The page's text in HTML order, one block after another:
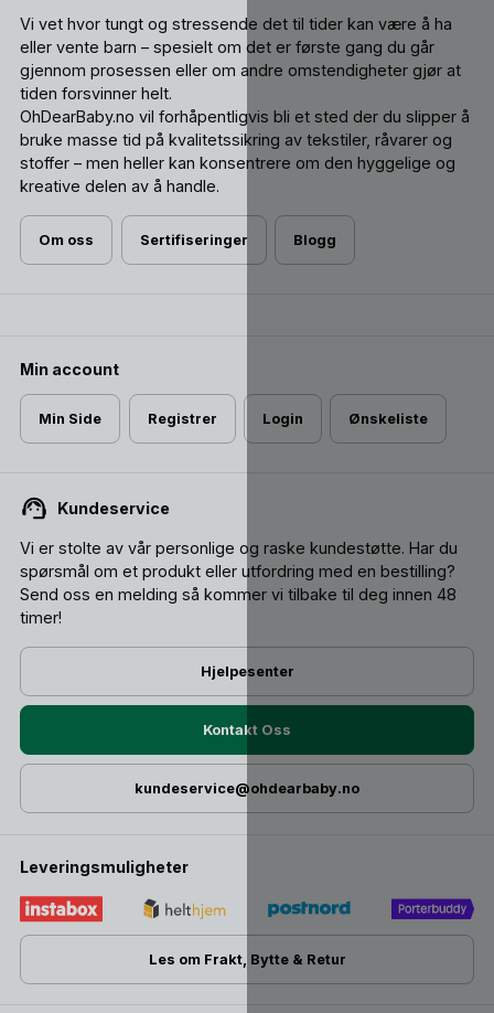
Vi vet hvor tungt og stressende det til tider kan være å ha
eller vente barn – spesielt om det er første gang du går
gjennom prosessen eller om andre omstendigheter gjør at
tiden forsvinner helt.
OhDearBaby.no vil forhåpentligvis bli et sted der du slipper å
bruke masse tid på kvalitetssikring av tekstiler, råvarer og
stoffer – men heller kan konsentrere om den hyggelige og
kreative delen av å handle.
Om oss Sertifiseringer Blogg
Min account
Min Side Registrer Login Ønskeliste
Kundeservice
Vi er stolte av vår personlige og raske kundestøtte. Har du
spørsmål om et produkt eller utfordring med en bestilling?
Send oss ​​en melding så kommer vi tilbake til deg innen 48
timer!
Hjelpesenter
Kontakt Oss
kundeservice@ohdearbaby.no
Leveringsmuligheter
Les om Frakt, Bytte & Retur